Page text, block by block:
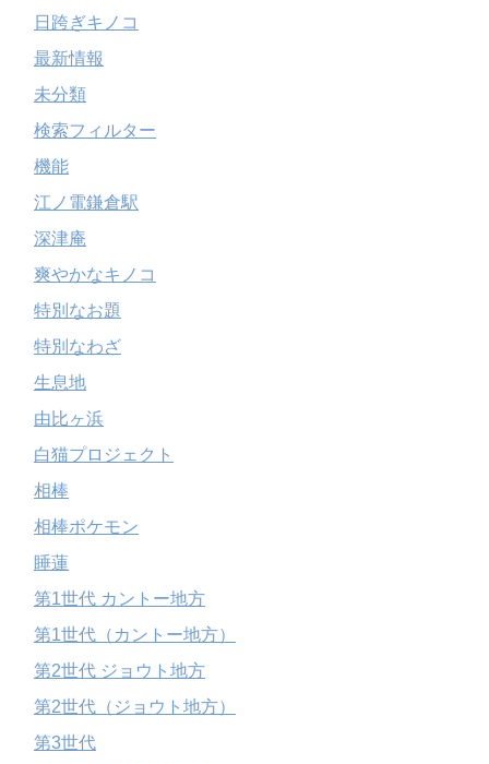
日跨ぎキノコ
最新情報
未分類
検索フィルター
機能
江ノ電鎌倉駅
深津庵
爽やかなキノコ
特別なお題
特別なわざ
生息地
由比ヶ浜
白猫プロジェクト
相棒
相棒ポケモン
睡蓮
第1世代 カントー地方
第1世代（カントー地方）
第2世代 ジョウト地方
第2世代（ジョウト地方）
第3世代